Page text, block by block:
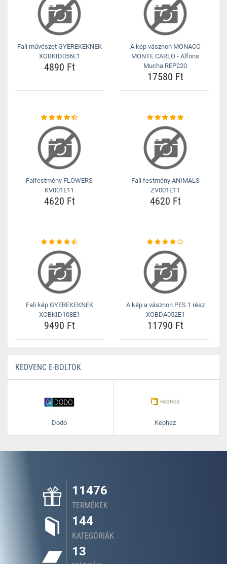
Fali művészet GYEREKEKNEK
XOBKID056E1
4890 Ft
A kép vásznon MONACO
MONTE CARLO - Alfons
Mucha REP220
17580 Ft
Falfestmény FLOWERS
KV001E11
4620 Ft
Fali festmény ANIMALS
ZV001E11
4620 Ft
Fali kép GYEREKEKNEK
XOBKID108E1
9490 Ft
A kép a vásznon PES 1 rész
XOBDA052E1
11790 Ft
KEDVENC E-BOLTOK
Dodo Kephaz
11476
TERMÉKEK
144
KATEGÓRIÁK
13